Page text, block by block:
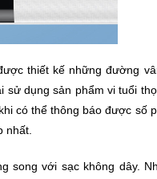
thiết kế những đường
sử dụng sản phẩm vi tuổi
có thể thông báo được số
nhất.
song với sạc không dây.